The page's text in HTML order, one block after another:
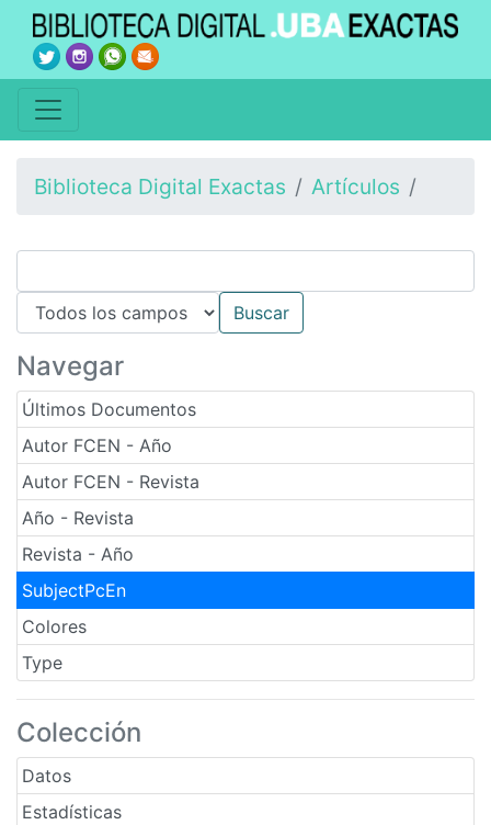
Biblioteca Digital Exactas Artículos
Navegar
Últimos Documentos
Autor FCEN - Año
Autor FCEN - Revista
Año - Revista
Revista - Año
SubjectPcEn
Colores
Type
Colección
Datos
Estadísticas